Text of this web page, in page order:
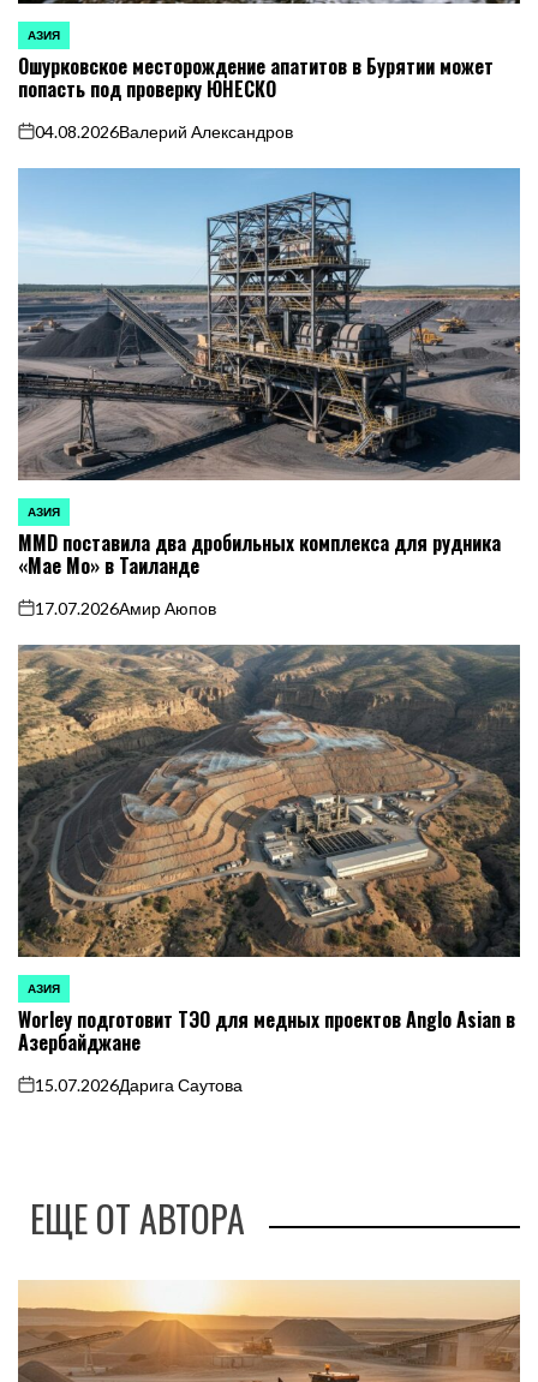
ОПУБЛИКОВАНО
В
АЗИЯ
Ошурковское месторождение апатитов в Бурятии может
попасть под проверку ЮНЕСКО
on
04.08.2026Валерий Александров
ОПУБЛИКОВАНО
В
АЗИЯ
MMD поставила два дробильных комплекса для рудника
«Мае Мо» в Таиланде
on
17.07.2026Амир Аюпов
ОПУБЛИКОВАНО
В
АЗИЯ
Worley подготовит ТЭО для медных проектов Anglo Asian в
Азербайджане
on
15.07.2026Дарига Саутова
ЕЩЕ ОТ АВТОРА